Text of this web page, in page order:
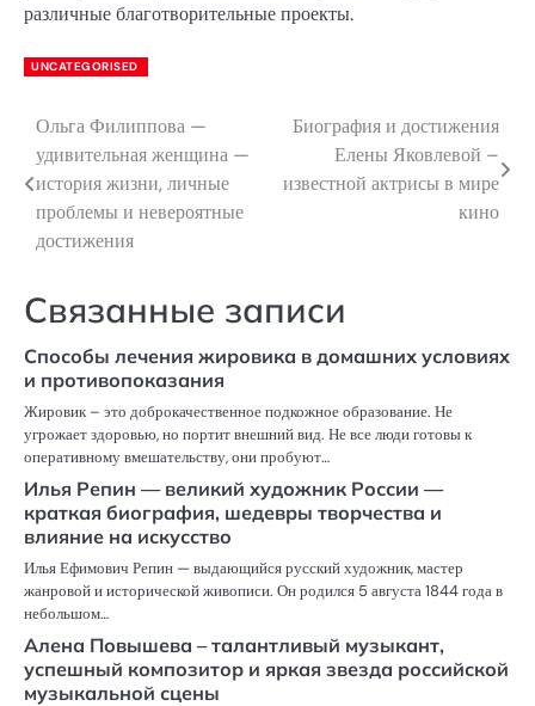
различные благотворительные проекты.
UNCATEGORISED
Навигация
по
записям
Ольга Филиппова —
удивительная женщина —
история жизни, личные
проблемы и невероятные
достижения
Биография и достижения
Елены Яковлевой –
известной актрисы в мире
кино
Связанные записи
Способы лечения жировика в домашних условиях
и противопоказания
Жировик – это доброкачественное подкожное образование. Не
угрожает здоровью, но портит внешний вид. Не все люди готовы к
оперативному вмешательству, они пробуют…
Илья Репин — великий художник России —
краткая биография, шедевры творчества и
влияние на искусство
Илья Ефимович Репин — выдающийся русский художник, мастер
жанровой и исторической живописи. Он родился 5 августа 1844 года в
небольшом…
Алена Повышева – талантливый музыкант,
успешный композитор и яркая звезда российской
музыкальной сцены